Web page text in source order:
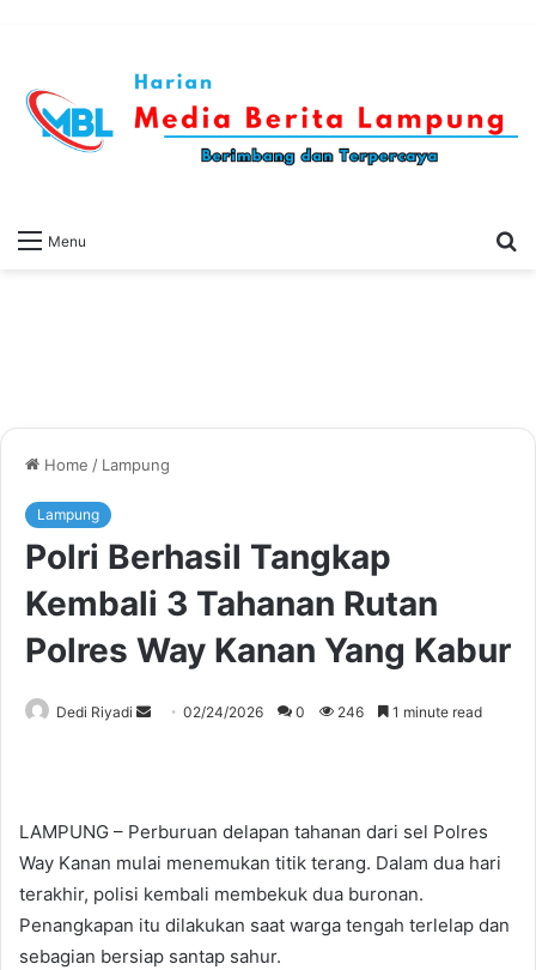
Menu
Home / Lampung
Lampung
Polri Berhasil Tangkap
Kembali 3 Tahanan Rutan
Polres Way Kanan Yang Kabur
Dedi Riyadi
Send02/24/2026 0 246 1 minute read
LAMPUNG – Perburuan delapan tahanan dari sel Polres
Way Kanan mulai menemukan titik terang. Dalam dua hari
terakhir, polisi kembali membekuk dua buronan.
Penangkapan itu dilakukan saat warga tengah terlelap dan
sebagian bersiap santap sahur.